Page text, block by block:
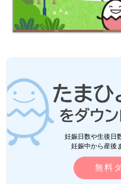
妊娠日数や生後日
妊娠中から産後
無料